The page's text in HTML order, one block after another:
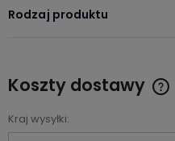
Rodzaj produktu
Koszty dostawy
Cena nie zawiera
Kraj wysyłki: